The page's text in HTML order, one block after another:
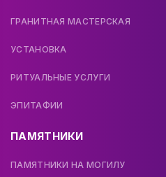
ГРАНИТНАЯ МАСТЕРСКАЯ
УСТАНОВКА
РИТУАЛЬНЫЕ УСЛУГИ
ЭПИТАФИИ
ПАМЯТНИКИ
ПАМЯТНИКИ НА МОГИЛУ